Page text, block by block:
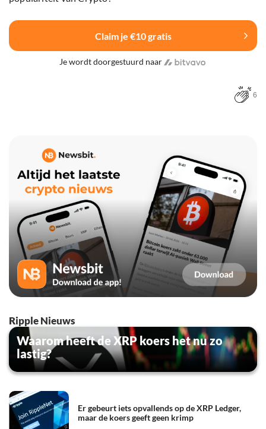
Claim je €10 gratis
Je wordt doorgestuurd naar
6
Ripple Nieuws
Waarom heeft de XRP koers het nu zo
lastig?
Er gebeurt iets opvallends op de XRP Ledger,
maar de koers geeft geen krimp